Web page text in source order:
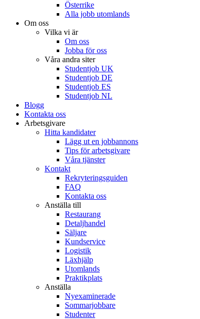
Österrike
Alla jobb utomlands
Om oss
Vilka vi är
Om oss
Jobba för oss
Våra andra siter
Studentjob UK
Studentjob DE
Studentjob ES
Studentjob NL
Blogg
Kontakta oss
Arbetsgivare
Hitta kandidater
Lägg ut en jobbannons
Tips för arbetsgivare
Våra tjänster
Kontakt
Rekryteringsguiden
FAQ
Kontakta oss
Anställa till
Restaurang
Detaljhandel
Säljare
Kundservice
Logistik
Läxhjälp
Utomlands
Praktikplats
Anställa
Nyexaminerade
Sommarjobbare
Studenter